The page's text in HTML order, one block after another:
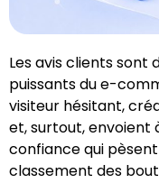
Les avis clients sont
puissants du e-
visiteur hésitant,
et, surtout, envoient
confiance qui
classement des